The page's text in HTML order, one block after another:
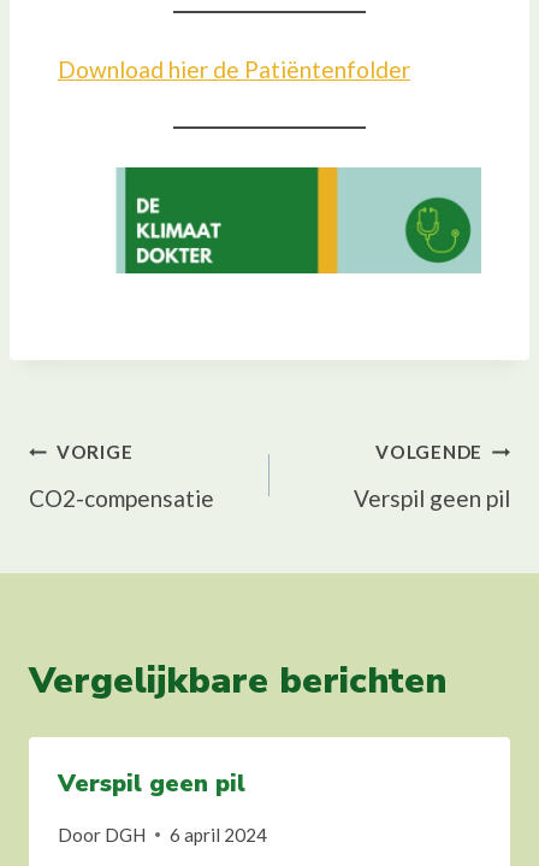
Download hier de Patiëntenfolder
Bericht
navigatie
VORIGE
CO2-compensatie
VOLGENDE
Verspil geen pil
Vergelijkbare berichten
Verspil geen pil
Door DGH 6 april 2024